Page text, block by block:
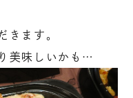
きます。
美味しいかも…